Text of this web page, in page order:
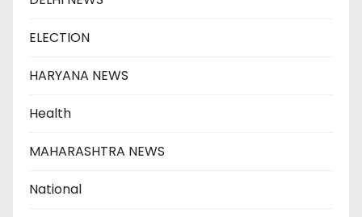
ELECTION
HARYANA NEWS
Health
MAHARASHTRA NEWS
National